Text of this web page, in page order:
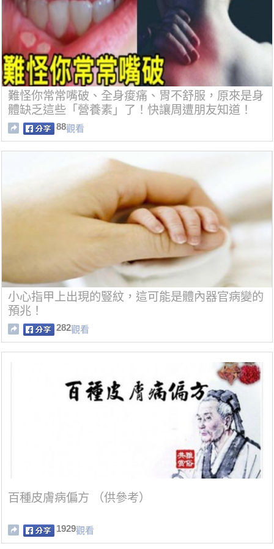
難怪你常常嘴破、全身痠痛、胃不舒服，原來是身
體缺乏這些「營養素」了！快讓周遭朋友知道！
88觀看
小心指甲上出現的豎紋，這可能是體內器官病變的
預兆！
282觀看
百種皮膚病偏方 （供參考）
1929觀看